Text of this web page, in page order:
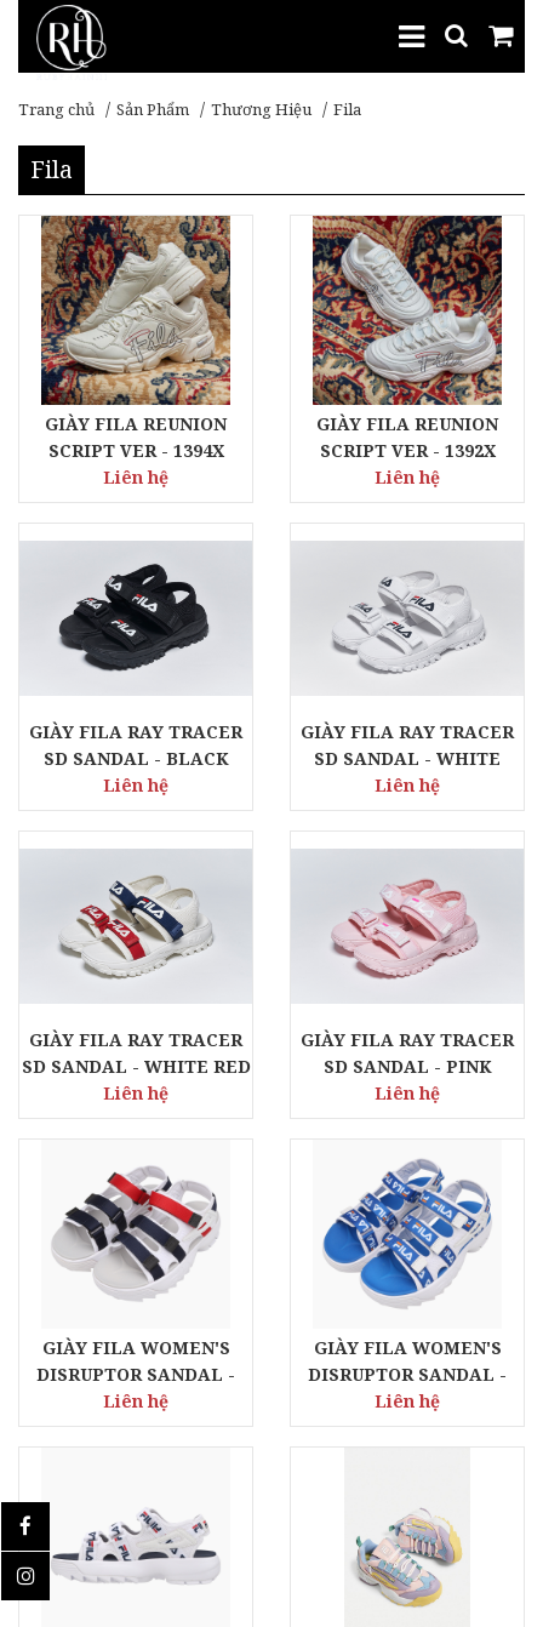
Trang chủ Sản Phẩm Thương Hiệu Fila
Fila
GIÀY FILA REUNION
SCRIPT VER - 1394X
Liên hệ
GIÀY FILA REUNION
SCRIPT VER - 1392X
Liên hệ
GIÀY FILA RAY TRACER
SD SANDAL - BLACK
Liên hệ
GIÀY FILA RAY TRACER
SD SANDAL - WHITE
Liên hệ
GIÀY FILA RAY TRACER
SD SANDAL - WHITE RED
Liên hệ
GIÀY FILA RAY TRACER
SD SANDAL - PINK
Liên hệ
GIÀY FILA WOMEN'S
DISRUPTOR SANDAL -
WHITE NAVY RED
Liên hệ
GIÀY FILA WOMEN'S
DISRUPTOR SANDAL -
WHITE BLUE
Liên hệ